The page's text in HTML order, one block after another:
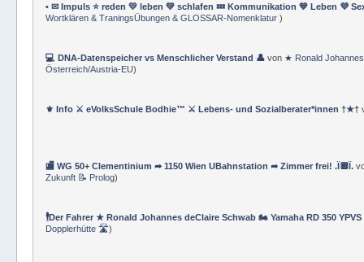
• ✉ Impuls ⭐️ reden 💛 leben 💚 schlafen 💤 Kommunikation 💙 Leben 💜
Wortklären & TraningsÜbungen & GLOSSAR-Nomenklatur)
💻 DNA-Datenspeicher vs Menschlicher Verstand 👤 von ★ Ronald
Österreich/Austria-EU)
⚜ Info ⚔ eVolksSchule Bodhie™ ⚔ Lebens- und Sozialberater*innen †★†
🏬 WG 50+ Clementinium ➦ 1150 Wien UBahnstation ➦ Zimmer frei! .Ï🔲Ï.
Zukunft 📝 Prolog)
🕴Der Fahrer ★ Ronald Johannes deClaire Schwab 🏍️ Yamaha RD 350
Dopplerhütte 🛣)